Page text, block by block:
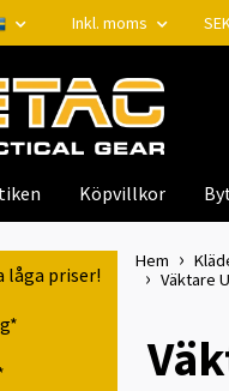
Inkl. moms
Köpvillkor
låga priser!
Hem
Väktare